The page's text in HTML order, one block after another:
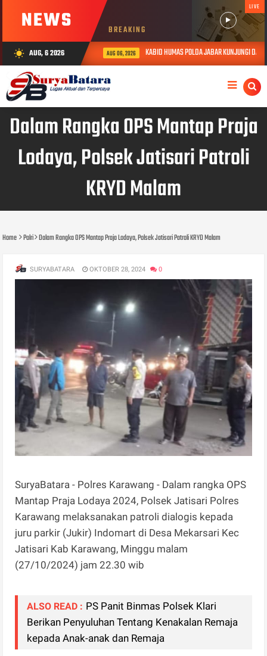
NEWS BREAKING
LIVE
wb_sunny AUG, 6 2026 AUG 06, 2026 KABID HUMAS POLDA JABAR KUNJUNGI DAN
Dalam Rangka OPS Mantap Praja
Lodaya, Polsek Jatisari Patroli
KRYD Malam
Home Polri Dalam Rangka OPS Mantap Praja Lodaya, Polsek Jatisari Patroli KRYD Malam
SURYABATARA OKTOBER 28, 2024 0
SuryaBatara - Polres Karawang - Dalam rangka OPS
Mantap Praja Lodaya 2024, Polsek Jatisari Polres
Karawang melaksanakan patroli dialogis kepada
juru parkir (Jukir) Indomart di Desa Mekarsari Kec
Jatisari Kab Karawang, Minggu malam
(27/10/2024) jam 22.30 wib
ALSO READ : PS Panit Binmas Polsek Klari
Berikan Penyuluhan Tentang Kenakalan Remaja
kepada Anak-anak dan Remaja